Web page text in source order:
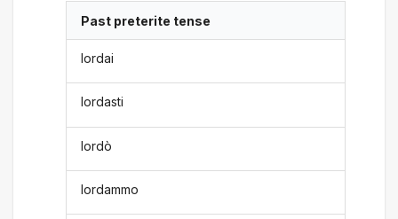
Past preterite tense
lordai
lordasti
lordò
lordammo